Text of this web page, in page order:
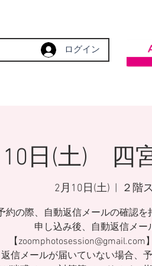
ログイン
10日(土) 四
2月10日(土) ２階
の際、自動返信メールの確認を
申し込み後、自動返信メー
【zoomphotosession@gmail.com
返信メールが届いていない場合、